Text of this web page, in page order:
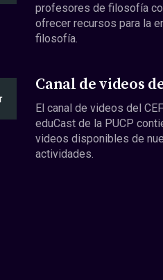
profesores de filosofía
ofrecer recursos para la
filosofía.
Canal de videos
El canal de videos del
eduCast de la PUCP
videos disponibles de
actividades.